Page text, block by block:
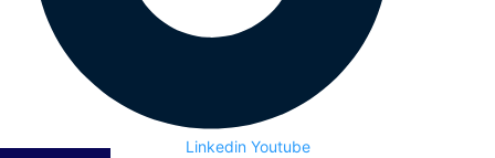
Linkedin Youtube